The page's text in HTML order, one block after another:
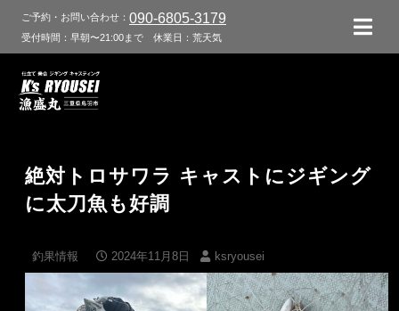
ご予約・お問い合わせ： 090-6805-3179
受付時間：早朝〜21:00まで 休業日：荒天気
絶対トロサワラ キャストにジギング
に太刀魚も好調
釣果情報 2024年11月8日 ksryousei